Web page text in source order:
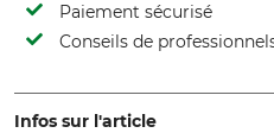
Paiement sécurisé
Conseils de
Infos sur l'article